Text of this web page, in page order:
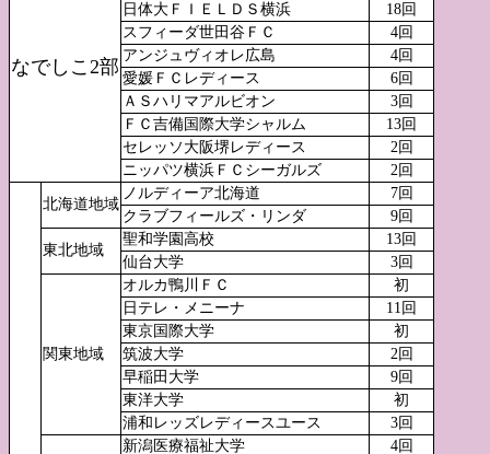
なでしこ2部
日体大ＦＩＥＬＤＳ横浜
18回
スフィーダ世田谷ＦＣ
4回
アンジュヴィオレ広島
4回
愛媛ＦＣレディース
6回
ＡＳハリマアルビオン
3回
ＦＣ吉備国際大学シャルム
13回
セレッソ大阪堺レディース
2回
ニッパツ横浜ＦＣシーガルズ
2回
北海道地域
ノルディーア北海道
7回
クラブフィールズ・リンダ
9回
東北地域
聖和学園高校
13回
仙台大学
3回
関東地域
オルカ鴨川ＦＣ
初
日テレ・メニーナ
11回
東京国際大学
初
筑波大学
2回
早稲田大学
9回
東洋大学
初
浦和レッズレディースユース
3回
新潟医療福祉大学
4回